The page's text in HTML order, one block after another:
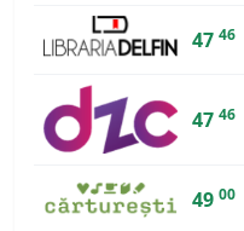
47 46
47 46
49 00